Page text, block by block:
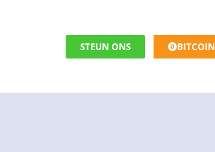
STEUN ONS BITCOIN